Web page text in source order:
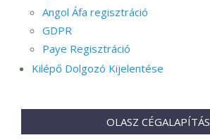
Angol Áfa regisztráció
GDPR
Paye Regisztráció
Kilépő Dolgozó Kijelentése
OLASZ CÉGALAPÍTÁS